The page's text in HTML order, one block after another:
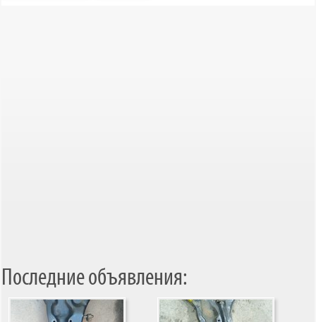
Последние объявления: